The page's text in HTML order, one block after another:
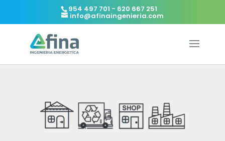
954 497 701 - 620 667 251
info@afinaingenieria.com